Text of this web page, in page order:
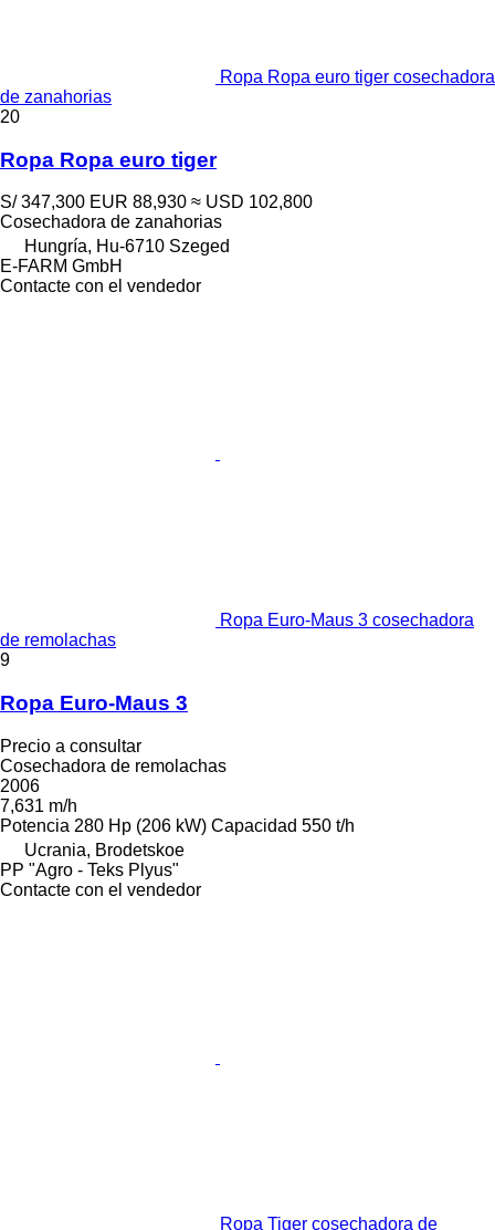
Ropa Ropa euro tiger cosechadora
de zanahorias
20
Ropa Ropa euro tiger
S/ 347,300 EUR 88,930 ≈ USD 102,800
Cosechadora de zanahorias
Hungría, Hu-6710 Szeged
E-FARM GmbH
Contacte con el vendedor
Ropa Euro-Maus 3 cosechadora
de remolachas
9
Ropa Euro-Maus 3
Precio a consultar
Cosechadora de remolachas
2006
7,631 m/h
Potencia 280 Hp (206 kW) Capacidad 550 t/h
Ucrania, Brodetskoe
PP "Agro - Teks Plyus"
Contacte con el vendedor
Ropa Tiger cosechadora de